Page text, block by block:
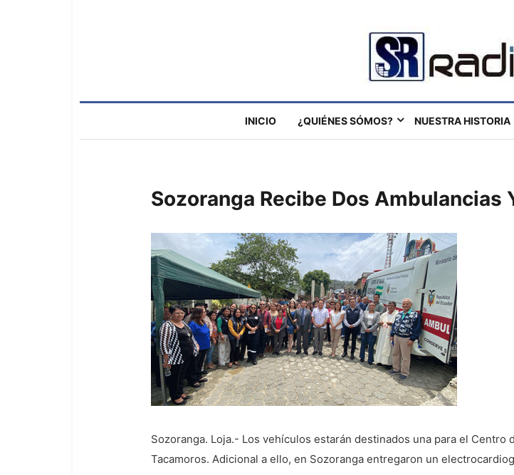
INICIO ¿QUIÉNES SÓMOS? NUESTRA HISTORIA
Sozoranga Recibe Dos Ambulancias
Sozoranga. Loja.- Los vehículos estarán destinados una para el
Tacamoros. Adicional a ello, en Sozoranga entregaron un